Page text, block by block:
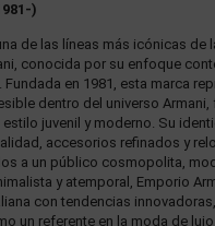
)
de las líneas más icónicas de
conocida por su enfoque
en 1981, esta marca
dentro del universo
juvenil y moderno. Su
accesorios refinados y
a un público cosmopolita,
y atemporal, Emporio
con tendencias innovadoras,
un referente en la moda de